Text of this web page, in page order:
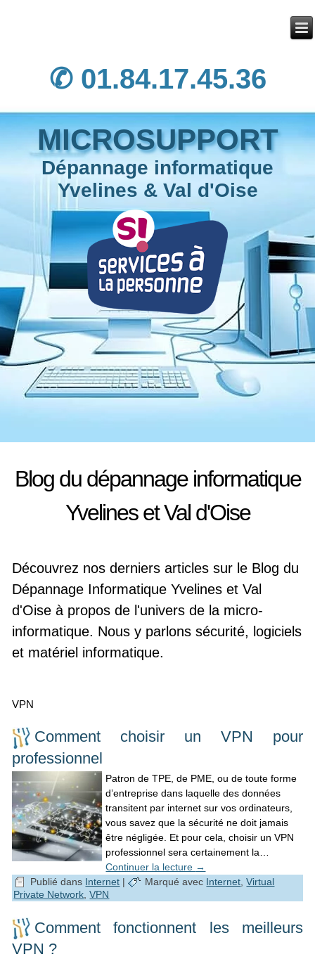
✆ 01.84.17.45.36
MICROSUPPORT
Dépannage informatique
Yvelines & Val d'Oise
Blog du dépannage informatique
Yvelines et Val d'Oise
Découvrez nos derniers articles sur le Blog du
Dépannage Informatique Yvelines et Val
d'Oise à propos de l'univers de la micro-
informatique. Nous y parlons sécurité, logiciels
et matériel informatique.
VPN
Comment choisir un VPN pour
professionnel
Patron de TPE, de PME, ou de toute forme
d’entreprise dans laquelle des données
transitent par internet sur vos ordinateurs,
vous savez que la sécurité ne doit jamais
être négligée. Et pour cela, choisir un VPN
professionnel sera certainement la…
Continuer la lecture →
Publié dans Internet | Marqué avec Internet ,Virtual
Private Network,VPN
Comment fonctionnent les meilleurs
VPN ?